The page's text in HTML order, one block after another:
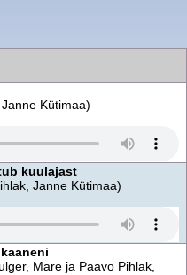
Kütimaa)
kuulajast
Janne Kütimaa)
Mare ja Paavo Pihlak,